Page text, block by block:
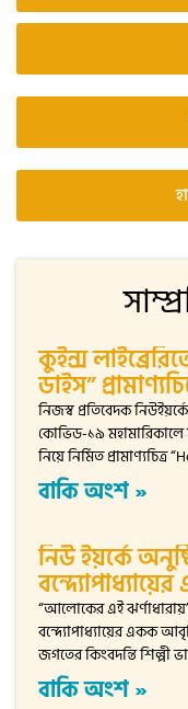
কুইন্স
ডাইস”
নিজস্ব প্রতিবেদক
কোভিড-১৯ মহামারিকালে
নিয়ে নির্মিত প্রামাণ্যচিত্র
বাকি অংশ »
নিউ ইয়র্কে
“আলোকের এই
বন্দ্যোপাধ্যায়ের একক
জগতের কিংবদন্তি শিল্পী
বাকি অংশ »